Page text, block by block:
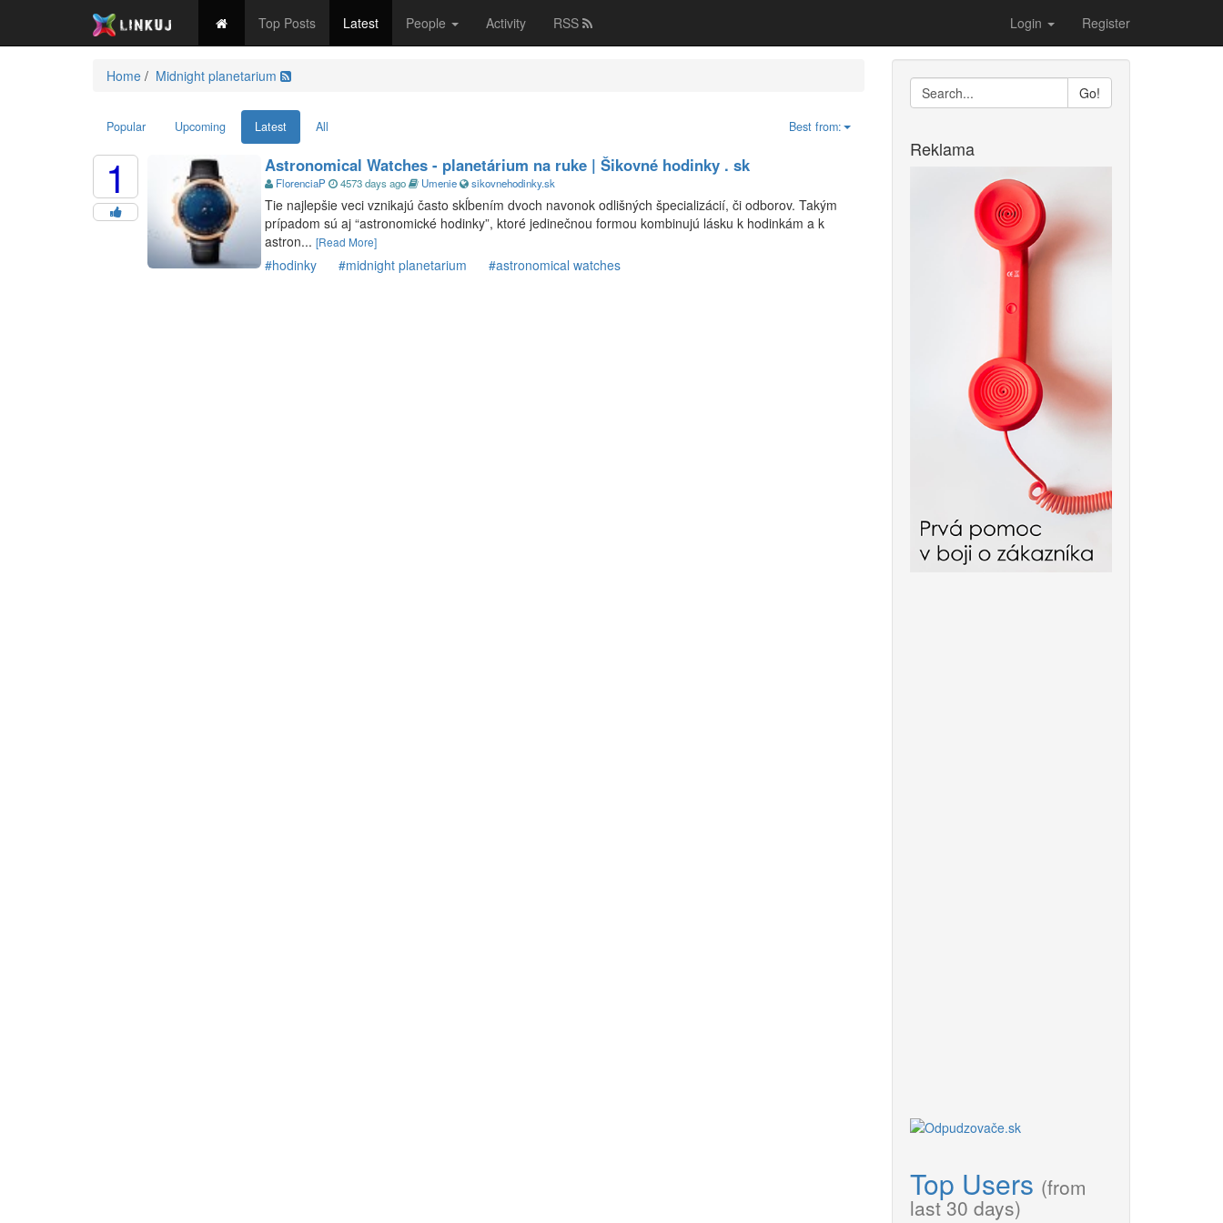
Top Posts Latest People Activity RSS Login Register
Spravodajstvo Ekonomika Šport Kultúra Technológie Marketing Blogy
Home / Midnight planetarium
Popular Upcoming Latest All Best from:
1 Astronomical Watches - planetárium na ruke | Šikovné hodinky . sk
FlorenciaP 4573 days ago Umenie sikovnehodinky.sk
Tie najlepšie veci vznikajú často skĺbením dvoch navonok odlišných špecializácií, či odborov. Takým
prípadom sú aj “astronomické hodinky”, ktoré jedinečnou formou kombinujú lásku k hodinkám a k
astron... [Read More]
#hodinky #midnight planetarium #astronomical watches
Go!
Reklama
Top Users (from
last 30 days)